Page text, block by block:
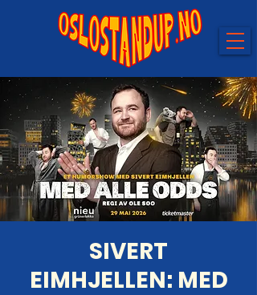
SIVERT
EIMHJELLEN: MED